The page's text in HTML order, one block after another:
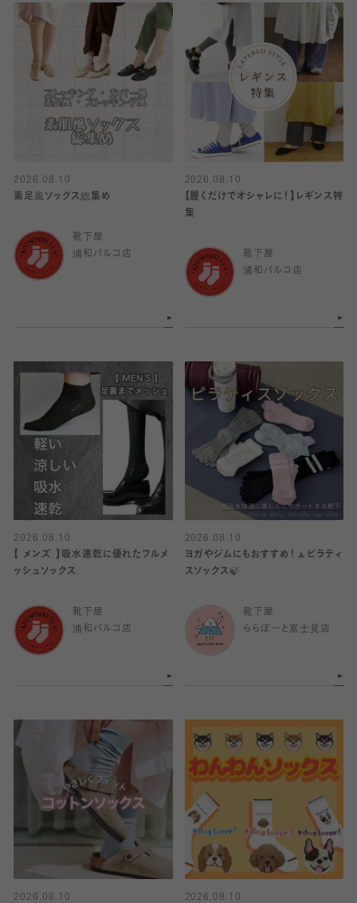
2026.08.10
素足風ソックス総集め
靴下屋
浦和パルコ店
2026.08.10
【履くだけでオシャレに！】レギンス特
集
靴下屋
浦和パルコ店
2026.08.10
【 メンズ 】吸水速乾に優れたフルメ
ッシュソックス
靴下屋
浦和パルコ店
2026.08.10
ヨガやジムにもおすすめ！🧘ピラティ
スソックス🍃
靴下屋
ららぽーと富士見店
2026.08.10
2026.08.10